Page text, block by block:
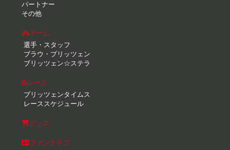
パートナー
その他
チーム
選手・スタッフ
ブラウ・ブリッツェン
ブリッツェン☆ステラ
レース
ブリッツェンタイムス
レーススケジュール
グッズ
ファンクラブ